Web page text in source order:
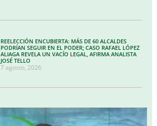
REELECCIÓN ENCUBIERTA: MÁS DE 60 ALCALDES
PODRÍAN SEGUIR EN EL PODER; CASO RAFAEL LÓPEZ
ALIAGA REVELA UN VACÍO LEGAL, AFIRMA ANALISTA
JOSÉ TELLO
7 agosto, 2026